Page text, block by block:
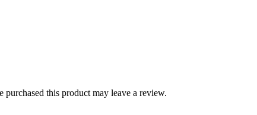
this product may leave a review.